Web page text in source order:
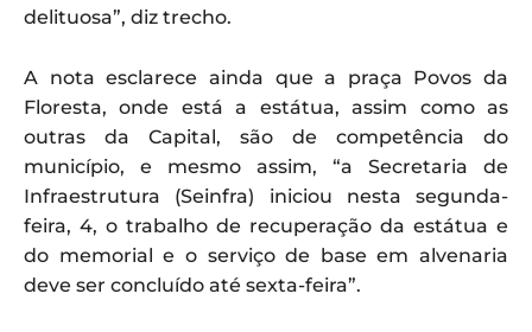
delituosa”, diz trecho.
A nota esclarece ainda que a praça Povos da
Floresta, onde está a estátua, assim como as
outras da Capital, são de competência do
município, e mesmo assim, “a Secretaria de
Infraestrutura (Seinfra) iniciou nesta segunda-
feira, 4, o trabalho de recuperação da estátua e
do memorial e o serviço de base em alvenaria
deve ser concluído até sexta-feira”.